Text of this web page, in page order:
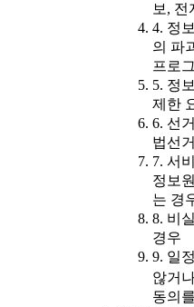
보, 전
4. 정
의 파
프로
5. 정
제한
6. 선
법선
7. 서
정보
는 경
8. 비
경우
9. 일
않거
동의